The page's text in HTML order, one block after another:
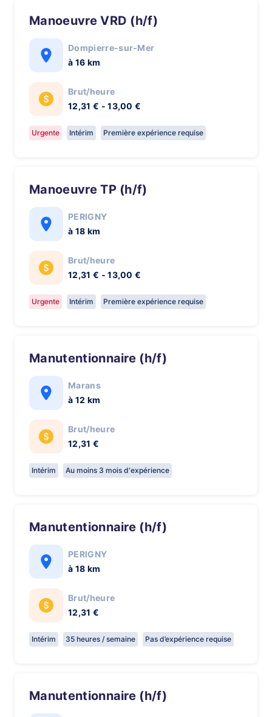
Manoeuvre VRD (h/f)
Dompierre-sur-Mer
à 16 km
Brut/heure
12,31 € - 13,00 €
Urgente Intérim Première expérience requise
Manoeuvre TP (h/f)
PERIGNY
à 18 km
Brut/heure
12,31 € - 13,00 €
Urgente Intérim Première expérience requise
Manutentionnaire (h/f)
Marans
à 12 km
Brut/heure
12,31 €
Intérim Au moins 3 mois d'expérience
Manutentionnaire (h/f)
PERIGNY
à 18 km
Brut/heure
12,31 €
Intérim 35 heures / semaine Pas d’expérience requise
Manutentionnaire (h/f)